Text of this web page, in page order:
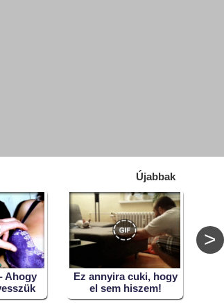
Újabbak
Ahogy
Ez annyira cuki, hogy
el sem hiszem!
>